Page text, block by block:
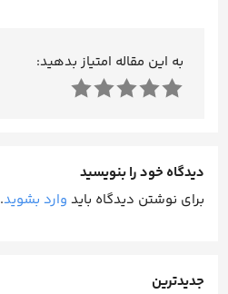
به این مقاله امتیاز بدهید:
دیدگاه خود را بنویسید
برای نوشتن دیدگاه باید وارد بشوید.
جدیدترین